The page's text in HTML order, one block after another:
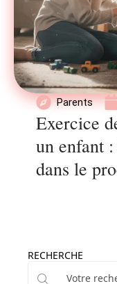
Parents
Exercice
un enfant
dans le
RECHERCHE